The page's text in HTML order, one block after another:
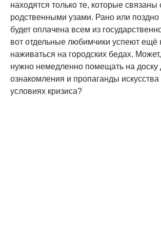
находятся только те, которые связаны
родственными узами. Рано или поздно
будет оплачена всем из
вот отдельные любимчики успеют ещё
наживаться на городских бедах.
нужно немедленно помещать на доску
ознакомления и пропаганды
условиях кризиса?